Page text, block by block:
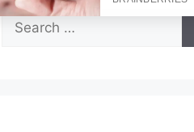
Search
for: